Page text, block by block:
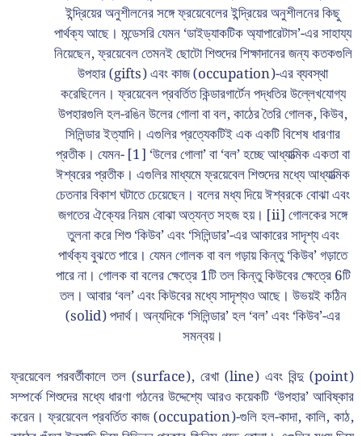
ইন্দ্রিয়ের অনুশীলনের সঙ্গে ফ্রয়েবেলের ইন্দ্রিয়ের অনুশীলনের কিছু
পার্থক্য আছে। মন্ডেসরি যেমন ‘ডাইড্যাকটিক অ্যাপারেটাস’-এর সাহায্য
নিয়েছেন, ফ্রয়েবেল তেমনই ছোটো শিশুদের শিক্ষাদানের জন্য কতকগুলি
উপহার (gifts) এবং কাজ (occupation)-এর ব্যবস্থা
করেছিলেন। ফ্রয়েবেল প্রবর্তিত কিন্ডারগার্টেন পদ্ধতির উল্লেখযোগ্য
উপহারগুলি হল-রঙিন উলের গোলা বা বল, কাঠের তৈরি গোলক, কিউব,
সিলিন্ডার ইত্যাদি। এগুলির প্রত্যেকটিই এক একটি বিশেষ ধারণার
প্রতীক। যেমন- [1] ‘উলের গোলা’ বা ‘বল’ হচ্ছে আধ্যাত্মিক একতা বা
ঈশ্বরের প্রতীক। এগুলির মাধ্যমে ফ্রয়েবেল শিশুদের মধ্যে আধ্যাত্মিক
চেতনার বিকাশ ঘটাতে চেয়েছেন। বলের মধ্য দিয়ে ঈশ্বরকে বোঝা এবং
জগতের ঐক্যের নিয়ম বোঝা অত্যন্ত সহজ হয়। [ii] গোলকের সঙ্গে
তুলনা করে শিশু ‘কিউব’ এবং ‘সিলিন্ডার’-এর আকারের সাদৃশ্য এবং
পার্থক্য বুঝতে পারে। যেমন গোলক বা বল গড়ায় কিন্তু ‘কিউব’ গড়াতে
পারে না। গোলক বা বলের ক্ষেত্রে 1টি তল কিন্তু কিউবের ক্ষেত্রে 6টি
তল। আবার ‘বল’ এবং কিউবের মধ্যে সাদৃশ্যও আছে। উভয়ই কঠিন
(solid) পদার্থ। অন্যদিকে ‘সিলিন্ডার’ হল ‘বল’ এবং ‘কিউব’-এর
সমন্বয়।
ফ্রয়েবেল পরবর্তীকালে তল (surface), রেখা (line) এবং বিন্দু (point)
সম্পর্কে শিশুদের মধ্যে ধারণা গঠনের উদ্দেশ্যে আরও কয়েকটি ‘উপহার’ আবিষ্কার
করেন। ফ্রয়েবেল প্রবর্তিত কাজ (occupation)-গুলি হল-কাদা, কালি, কাঠ,